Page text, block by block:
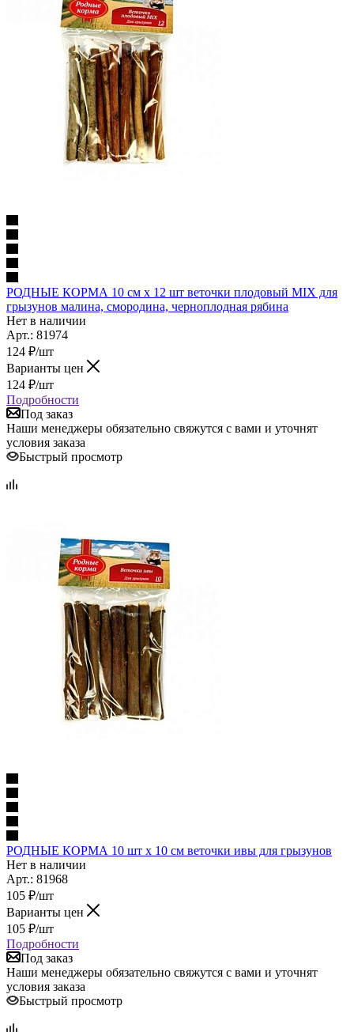
РОДНЫЕ КОРМА 10 см х 12 шт веточки плодовый MIX для
грызунов малина, смородина, черноплодная рябина
Нет в наличии
Арт.: 81974
124 ₽/шт
Варианты цен
124 ₽/шт
Подробности
Под заказ
Наши менеджеры обязательно свяжутся с вами и уточнят
условия заказа
Быстрый просмотр
РОДНЫЕ КОРМА 10 шт х 10 см веточки ивы для грызунов
Нет в наличии
Арт.: 81968
105 ₽/шт
Варианты цен
105 ₽/шт
Подробности
Под заказ
Наши менеджеры обязательно свяжутся с вами и уточнят
условия заказа
Быстрый просмотр